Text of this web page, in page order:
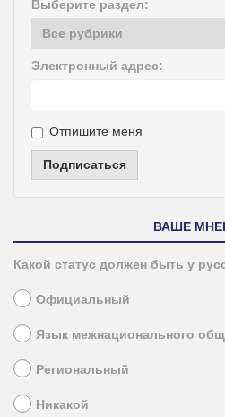
Выберите раздел:
Электронный адрес:
Отпишите меня
Подписаться
ВАШЕ
Какой статус должен быть у
Официальный
Язык межнационального
Региональный
Никакой